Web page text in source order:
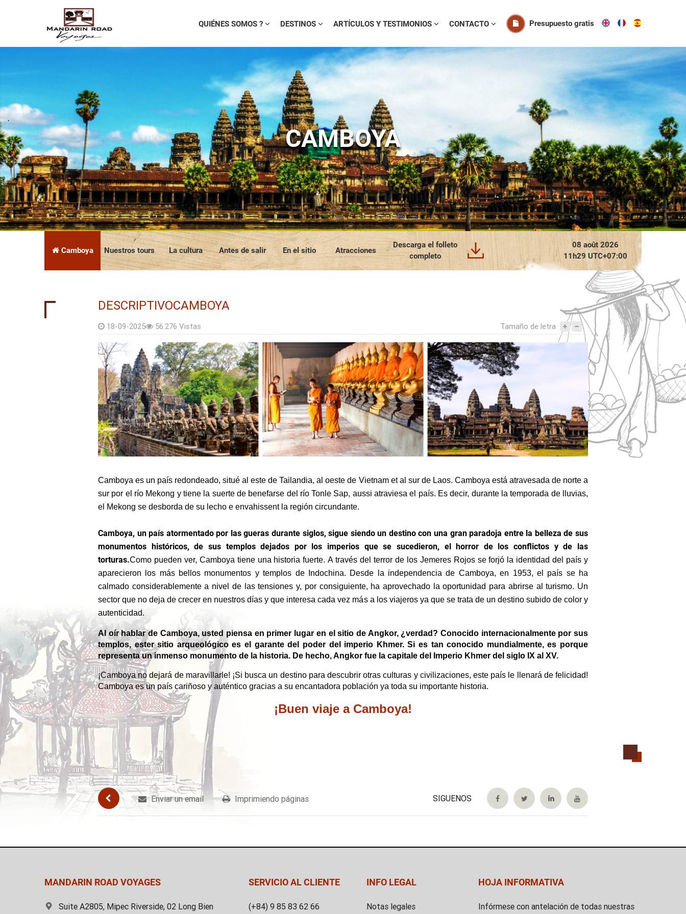
QUIÉNES SOMOS ?
Presentación de la empresa NUESTRO EQUIPO Tony DUONG - Empresario
DESTINOS
Vietnam Camboya Laos Tailandia Birmania Bali
ARTÍCULOS Y TESTIMONIOS
Las noticias Nuestros artículos de viaje Que piensan de nosotros
CONTACTO
Preguntas frecuentes Contáctenos Solicitud de presupuesto
Presupuesto gratis
CAMBOYA
Camboya Nuestros tours La cultura Antes de salir En el sitio Atracciones
Descarga el folleto
completo
08 août 2026
11h29 UTC+07:00
DESCRIPTIVOCAMBOYA
18-09-2025 56.276 Vistas Tamaño de letra
Camboya es un país redondeado, situé al este de Tailandia, al oeste de Vietnam et al sur de Laos. Camboya está atravesada de norte a
sur por el río Mekong y tiene la suerte de benefarse del río Tonle Sap, aussi atraviesa el país. Es decir, durante la temporada de lluvias,
el Mekong se desborda de su lecho e envahissent la región circundante.
Camboya, un país atormentado por las gueras durante siglos, sigue siendo un destino con una gran paradoja entre la belleza de sus
monumentos históricos, de sus templos dejados por los imperios que se sucedieron, el horror de los conflictos y de las
torturas.Como pueden ver, Camboya tiene una historia fuerte. A través del terror de los Jemeres Rojos se forjó la identidad del país y
aparecieron los más bellos monumentos y templos de Indochina. Desde la independencia de Camboya, en 1953, el país se ha
calmado considerablemente a nivel de las tensiones y, por consiguiente, ha aprovechado la oportunidad para abrirse al turismo. Un
sector que no deja de crecer en nuestros días y que interesa cada vez más a los viajeros ya que se trata de un destino subido de color y
autenticidad.
Al oír hablar de Camboya, usted piensa en primer lugar en el sitio de Angkor, ¿verdad? Conocido internacionalmente por sus
templos, ester sitio arqueológico es el garante del poder del imperio Khmer.Si es tan conocido mundialmente, es porque
representa un inmenso monumento de la historia. De hecho, Angkor fue la capitale del Imperio Khmer del siglo IX al XV.
¡Camboya no dejará de maravillarle! ¡Si busca un destino para descubrir otras culturas y civilizaciones, este país le llenará de felicidad!
Camboya es un país cariñoso y auténtico gracias a su encantadora población ya toda su importante historia.
¡Buen viaje a Camboya!
Enviar un email Imprimiendo páginas SIGUENOS
MANDARIN ROAD VOYAGES
Suite A2805, Mipec Riverside, 02 Long Bien
SERVICIO AL CLIENTE
(+84) 9 85 83 62 66
INFO LEGAL
Notas legales
HOJA INFORMATIVA
Infórmese con antelación de todas nuestras